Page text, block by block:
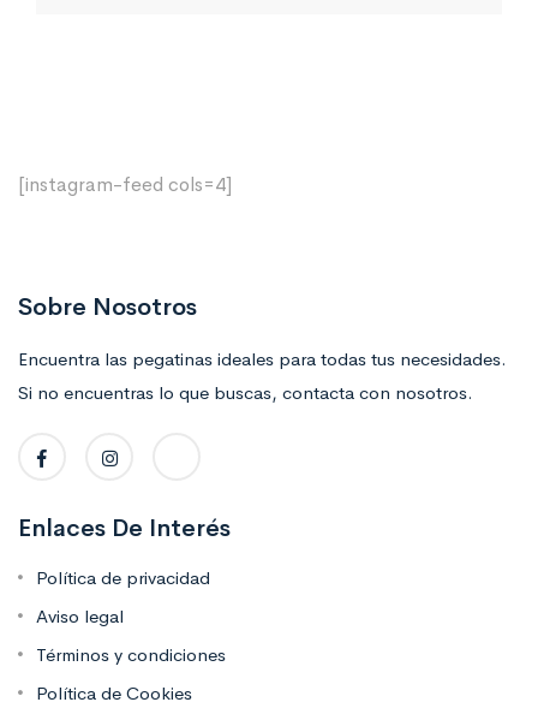
[instagram-feed cols=4]
Sobre Nosotros
Encuentra las pegatinas ideales para todas tus necesidades.
Si no encuentras lo que buscas, contacta con nosotros.
Enlaces De Interés
Política de privacidad
Aviso legal
Términos y condiciones
Política de Cookies